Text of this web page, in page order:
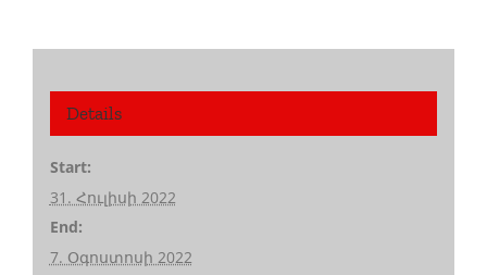
Details
Start:
31. Հուլիսի 2022
End:
7. Օգոստոսի 2022